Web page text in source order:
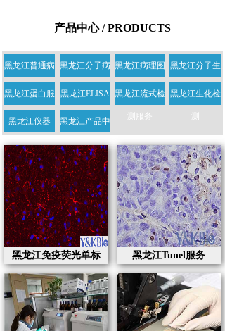
产品中心 / PRODUCTS
黑龙江普通病
理学服务
黑龙江分子病
理学服务
黑龙江病理图
像服务
黑龙江分子生
物学服务
黑龙江蛋白服
务
黑龙江ELISA
KIT服务
黑龙江流式检
测服务
黑龙江生化检
黑龙江仪器 黑龙江产品中
心
黑龙江免疫荧光单标 黑龙江Tunel服务